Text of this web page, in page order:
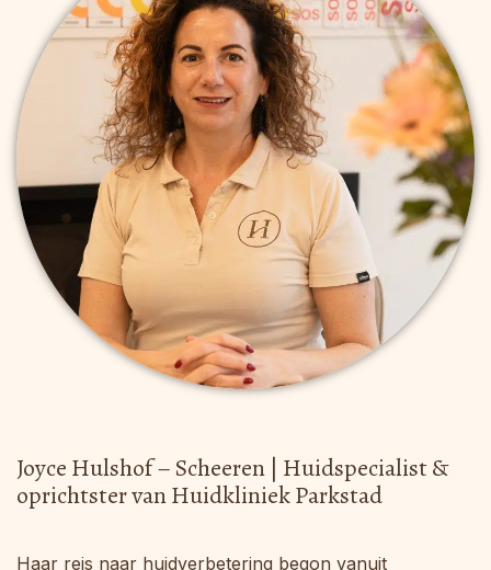
Joyce Hulshof – Scheeren | Huidspecialist &
oprichtster van Huidkliniek Parkstad
Haar reis naar huidverbetering begon vanuit